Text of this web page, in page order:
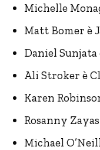
Michelle
Matt Bomer è
Daniel
Ali Stroker è
Karen
Rosanny
Michael